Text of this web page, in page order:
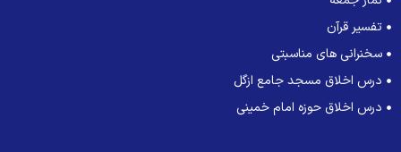
تفسیر قرآن
سخنرانی های مناسبتی
درس اخلاق مسجد جامع ازگل
درس اخلاق حوزه امام خمینی